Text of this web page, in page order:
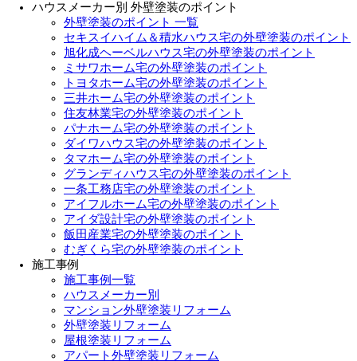
ハウスメーカー別 外壁塗装のポイント
外壁塗装のポイント 一覧
セキスイハイム＆積水ハウス宅の外壁塗装のポイント
旭化成ヘーベルハウス宅の外壁塗装のポイント
ミサワホーム宅の外壁塗装のポイント
トヨタホーム宅の外壁塗装のポイント
三井ホーム宅の外壁塗装のポイント
住友林業宅の外壁塗装のポイント
パナホーム宅の外壁塗装のポイント
ダイワハウス宅の外壁塗装のポイント
タマホーム宅の外壁塗装のポイント
グランディハウス宅の外壁塗装のポイント
一条工務店宅の外壁塗装のポイント
アイフルホーム宅の外壁塗装のポイント
アイダ設計宅の外壁塗装のポイント
飯田産業宅の外壁塗装のポイント
むぎくら宅の外壁塗装のポイント
施工事例
施工事例一覧
ハウスメーカー別
マンション外壁塗装リフォーム
外壁塗装リフォーム
屋根塗装リフォーム
アパート外壁塗装リフォーム